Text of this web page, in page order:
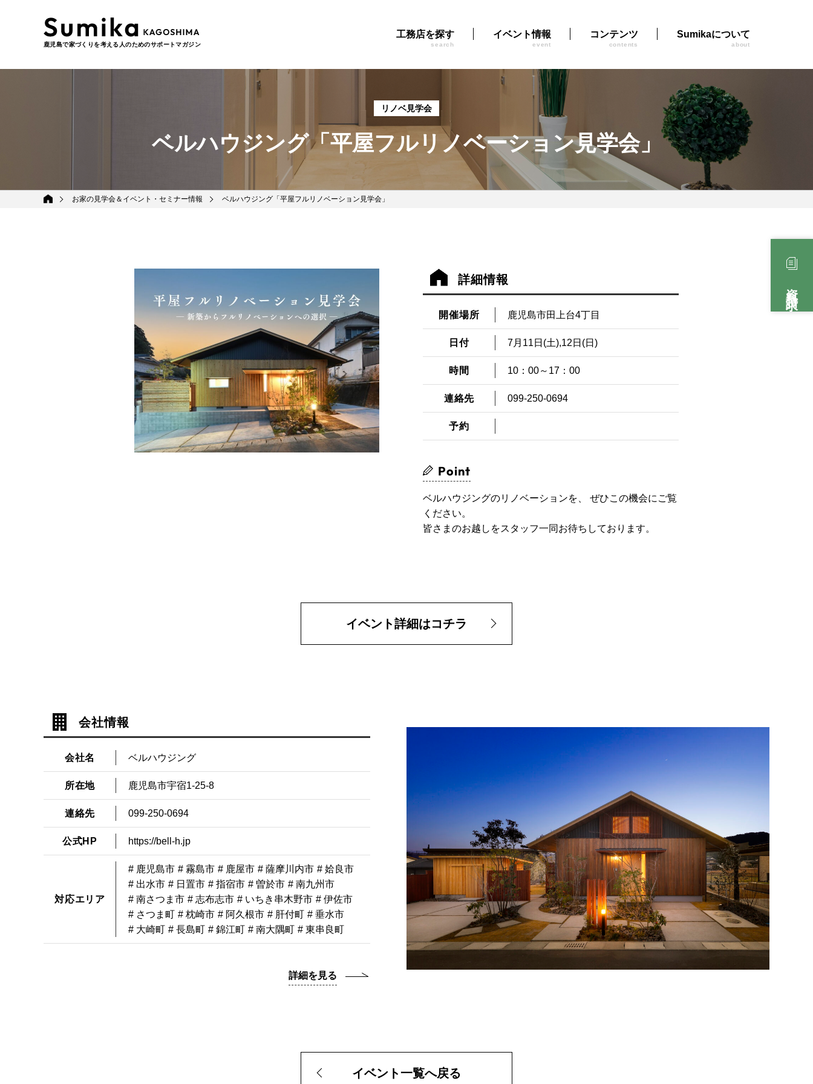
鹿児島で家づくりを考える人のためのサポートマガジン
工務店を探す
search
イベント情報
event
コンテンツ
contents
Sumikaについて
about
リノベ見学会
ベルハウジング「平屋フルリノベーション見学会」
お家の見学会＆イベント・セミナー情報 ベルハウジング「平屋フルリノベーション見学会」
詳細情報
開催場所 鹿児島市田上台4丁目
日付 7月11日(土),12日(日)
時間 10：00～17：00
連絡先 099-250-0694
予約
Point
ベルハウジングのリノベーションを、 ぜひこの機会にご覧
ください。
皆さまのお越しをスタッフ一同お待ちしております。
イベント詳細はコチラ
会社情報
会社名 ベルハウジング
所在地 鹿児島市宇宿1-25-8
連絡先 099-250-0694
公式HP https://bell-h.jp
対応エリア
# 鹿児島市 # 霧島市 # 鹿屋市 # 薩摩川内市 # 姶良市
# 出水市 # 日置市 # 指宿市 # 曽於市 # 南九州市
# 南さつま市 # 志布志市 # いちき串木野市 # 伊佐市
# さつま町 # 枕崎市 # 阿久根市 # 肝付町 # 垂水市
# 大崎町 # 長島町 # 錦江町 # 南大隅町 # 東串良町
詳細を見る
イベント一覧へ戻る
資料請求